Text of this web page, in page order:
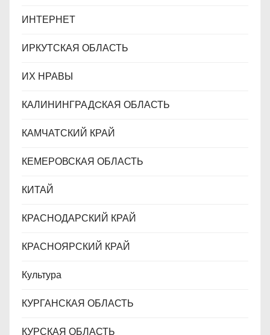
ИНТЕРНЕТ
ИРКУТСКАЯ ОБЛАСТЬ
ИХ НРАВЫ
КАЛИНИНГРАДCКАЯ ОБЛАСТЬ
КАМЧАТСКИЙ КРАЙ
КЕМЕРОВСКАЯ ОБЛАСТЬ
КИТАЙ
КРАСНОДАРСКИЙ КРАЙ
КРАСНОЯРСКИЙ КРАЙ
Культура
КУРГАНСКАЯ ОБЛАСТЬ
КУРСКАЯ ОБЛАСТЬ